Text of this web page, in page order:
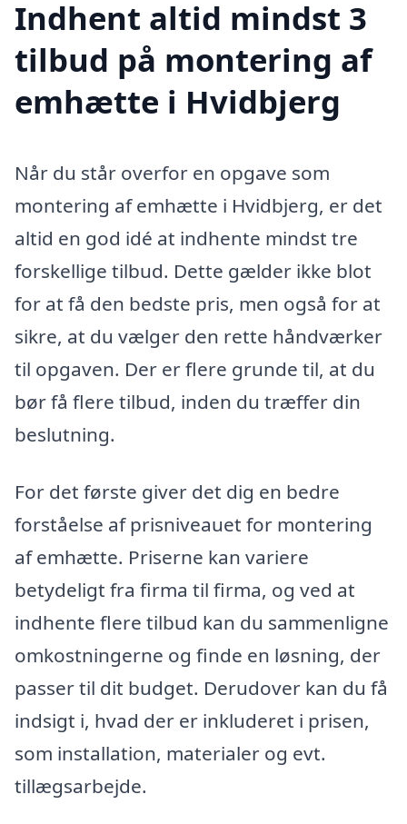
Indhent altid mindst 3
tilbud på montering af
emhætte i Hvidbjerg
Når du står overfor en opgave som
montering af emhætte i Hvidbjerg, er det
altid en god idé at indhente mindst tre
forskellige tilbud. Dette gælder ikke blot
for at få den bedste pris, men også for at
sikre, at du vælger den rette håndværker
til opgaven. Der er flere grunde til, at du
bør få flere tilbud, inden du træffer din
beslutning.
For det første giver det dig en bedre
forståelse af prisniveauet for montering
af emhætte. Priserne kan variere
betydeligt fra firma til firma, og ved at
indhente flere tilbud kan du sammenligne
omkostningerne og finde en løsning, der
passer til dit budget. Derudover kan du få
indsigt i, hvad der er inkluderet i prisen,
som installation, materialer og evt.
tillægsarbejde.